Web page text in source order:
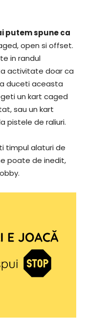
putem spune ca
open si offset.
in randul
activitate doar ca
duceti aceasta
un kart caged
sau un kart
pistele de raliuri.
timpul alaturi de
poate de inedit,